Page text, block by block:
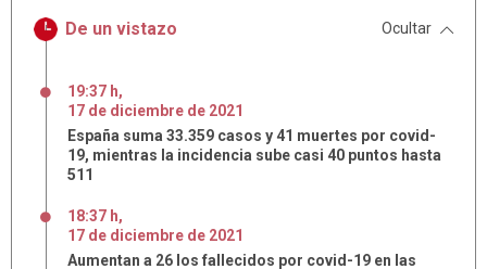
De un vistazo Ocultar
19:37 h,
17 de diciembre de 2021
España suma 33.359 casos y 41 muertes por covid-
19, mientras la incidencia sube casi 40 puntos hasta
511
18:37 h,
17 de diciembre de 2021
Aumentan a 26 los fallecidos por covid-19 en las